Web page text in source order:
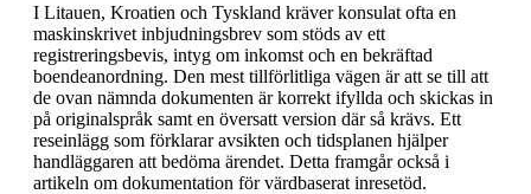
I Litauen, Kroatien och Tyskland kräver konsulat ofta en
maskinskrivet inbjudningsbrev som stöds av ett
registreringsbevis, intyg om inkomst och en bekräftad
boendeanordning. Den mest tillförlitliga vägen är att se till att
de ovan nämnda dokumenten är korrekt ifyllda och skickas in
på originalspråk samt en översatt version där så krävs. Ett
reseinlägg som förklarar avsikten och tidsplanen hjälper
handläggaren att bedöma ärendet. Detta framgår också i
artikeln om dokumentation för värdbaserat inresetöd.